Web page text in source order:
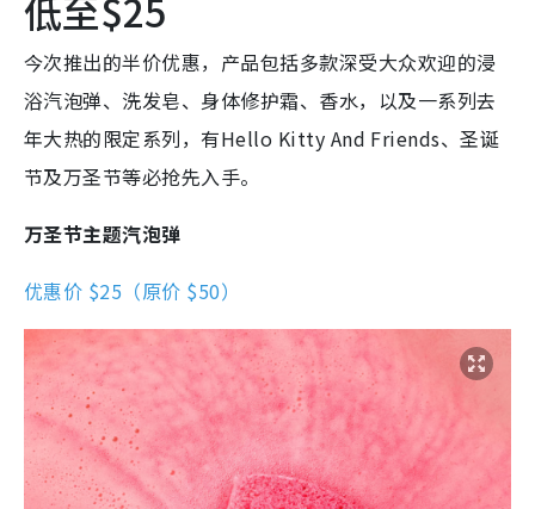
低至$25
今次推出的半价优惠，产品包括多款深受大众欢迎的浸
浴汽泡弹、洗发皂、身体修护霜、香水，以及一系列去
年大热的限定系列，有Hello Kitty And Friends、圣诞
节及万圣节等必抢先入手。
万圣节主题汽泡弹
优惠价 $25（原价 $50）